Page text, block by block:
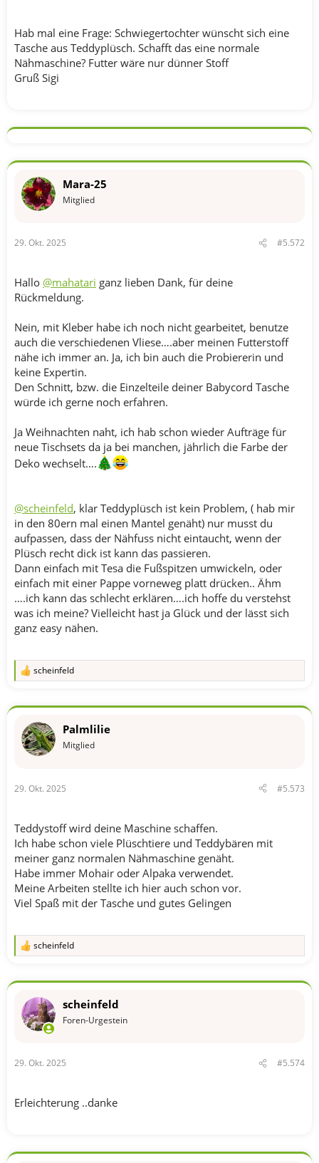
Hab mal eine Frage: Schwiegertochter wünscht sich eine
Tasche aus Teddyplüsch. Schafft das eine normale
Nähmaschine? Futter wäre nur dünner Stoff
Gruß Sigi
Mara-25
Mitglied
29. Okt. 2025 #5.572
Hallo @mahatari ganz lieben Dank, für deine
Rückmeldung.
Nein, mit Kleber habe ich noch nicht gearbeitet, benutze
auch die verschiedenen Vliese….aber meinen Futterstoff
nähe ich immer an. Ja, ich bin auch die Probiererin und
keine Expertin.
Den Schnitt, bzw. die Einzelteile deiner Babycord Tasche
würde ich gerne noch erfahren.
Ja Weihnachten naht, ich hab schon wieder Aufträge für
neue Tischsets da ja bei manchen, jährlich die Farbe der
Deko wechselt….
@scheinfeld, klar Teddyplüsch ist kein Problem, ( hab mir
in den 80ern mal einen Mantel genäht) nur musst du
aufpassen, dass der Nähfuss nicht eintaucht, wenn der
Plüsch recht dick ist kann das passieren.
Dann einfach mit Tesa die Fußspitzen umwickeln, oder
einfach mit einer Pappe vorneweg platt drücken.. Ähm
….ich kann das schlecht erklären….ich hoffe du verstehst
was ich meine? Vielleicht hast ja Glück und der lässt sich
ganz easy nähen.
R
k
o
:
scheinfeld
Palmlilie
Mitglied
29. Okt. 2025 #5.573
Teddystoff wird deine Maschine schaffen.
Ich habe schon viele Plüschtiere und Teddybären mit
meiner ganz normalen Nähmaschine genäht.
Habe immer Mohair oder Alpaka verwendet.
Meine Arbeiten stellte ich hier auch schon vor.
Viel Spaß mit der Tasche und gutes Gelingen
R
k
o
:
scheinfeld
scheinfeld
Foren-Urgestein
29. Okt. 2025 #5.574
Erleichterung ..danke